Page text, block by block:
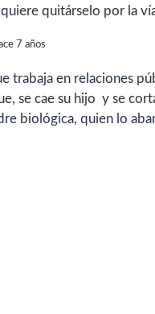
quitárselo por la
7 años
trabaja en relaciones
se cae su hijo y se
biológica, quien lo